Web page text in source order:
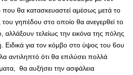
που θα κατασκευαστεί αμέσως μετά το
γηπέδου στο οποίο θα ανεγερθεί το
αλλάξουν τελείως την εικόνα της πόλης
Ειδικά για τον κόμβο στο ύψος του 6ου
αντιληπτό ότι θα επιλύσει πολλά
θα αυξήσει την ασφάλεια